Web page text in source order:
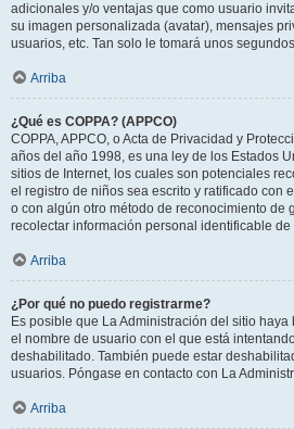
adicionales y/o ventajas que como usuario
su imagen personalizada (avatar), mensajes
usuarios, etc. Tan solo le tomará unos
Arriba
¿Qué es COPPA? (APPCO)
COPPA, APPCO, o Acta de Privacidad y
años del año 1998, es una ley de los Estados
sitios de Internet, los cuales son potenciales
el registro de niños sea escrito y ratificado con
o con algún otro método de reconocimiento de
recolectar información personal identificable
Arriba
¿Por qué no puedo registrarme?
Es posible que La Administración del sitio
el nombre de usuario con el que está
deshabilitado. También puede estar
usuarios. Póngase en contacto con La
Arriba